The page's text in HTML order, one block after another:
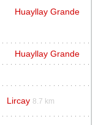
Huayllay Grande
Huayllay Grande
Lircay 8.7 km